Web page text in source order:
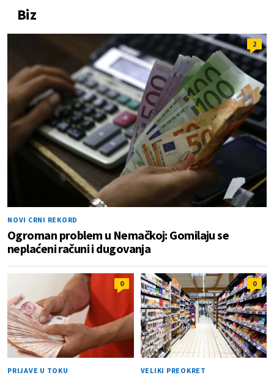
Biz
2
NOVI CRNI REKORD
Ogroman problem u Nemačkoj: Gomilaju se
neplaćeni računi i dugovanja
0
PRIJAVE U TOKU
0
VELIKI PREOKRET